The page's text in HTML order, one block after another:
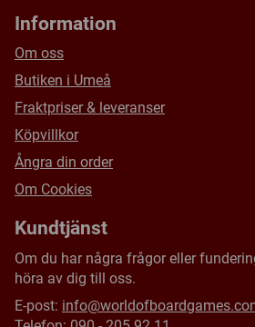
Information
Om oss
Butiken i Umeå
Fraktpriser & leveranser
Köpvillkor
Ångra din order
Om Cookies
Kundtjänst
Om du har några frågor eller
höra av dig till oss.
E-post: